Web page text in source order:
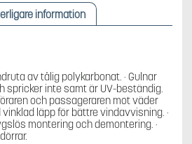
WIPER
mängd
information
av tålig polykarbonat. · Gulnar
spricker inte samt är UV-beständig.
och passageraren mot väder
vinklad läpp för bättre vindavvisning. ·
montering och demontering. ·